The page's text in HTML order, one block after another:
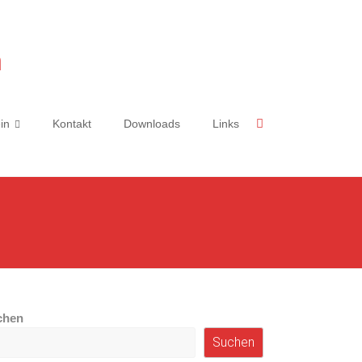
Kontakt Downloads Links
Suchen